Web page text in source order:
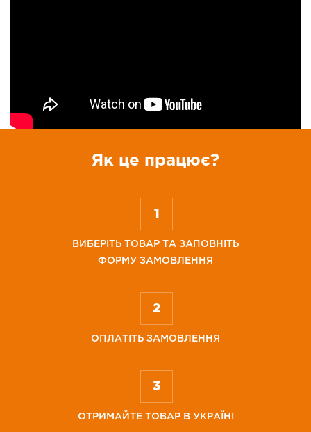
Як це працює?
ВИБЕРІТЬ ТОВАР ТА ЗАПОВНІТЬ
ФОРМУ ЗАМОВЛЕННЯ
ОПЛАТІТЬ ЗАМОВЛЕННЯ
ОТРИМАЙТЕ ТОВАР В УКРАЇНІ